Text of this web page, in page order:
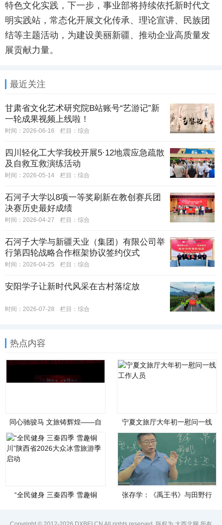
特色文化实践，下一步，事业部将持续依托新时代文
明实践站，常态化开展文化传承、理论宣讲、民族团
结等主题活动，为建设美丽新疆、推动企业高质量发
展贡献力量。
最近关注
甘肃省文化艺术研究院B站账号“艺游记”新
一轮成果视频上线啦！
时间：2026-06-16 栏目： 综合
四川轻化工大学我校开展5·12地震应急疏散
及自救互救演练活动
时间：2026-05-14 栏目： 综合
石河子大学以8项一等奖刷新在教创赛兵团
决赛历史最好成绩
时间：2026-04-27 栏目： 综合
石河子大学与新疆天业（集团）有限公司举
行第四轮战略合作框架协议签约仪式
时间：2026-04-25 栏目： 综合
安阳学子让新时代风采在古村落绽放
时间：2026-07-28 栏目： 综合
热点内容
同心驰骏马 文旅铸辉煌——自
华民族共同体意识联谊会
宁夏文旅厅大年初一慰问一线
“全民健身 三秦四季 雪趣铜
张存学：《禹王书》与田野行